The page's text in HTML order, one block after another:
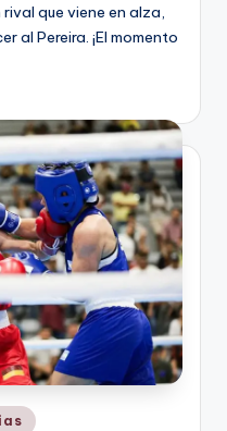
que viene en alza,
al Pereira. ¡El momento